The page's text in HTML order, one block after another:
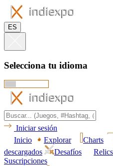
ES
Selecciona tu idioma
Iniciar sesión
Inicio
Explorar Charts
descargados
Desafíos Relics
Suscripciones